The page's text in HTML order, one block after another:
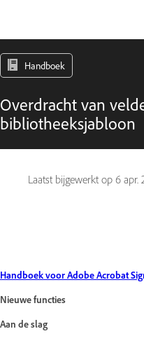
Handboek
Overdracht van
bibliotheeksjabloon
Laatst bijgewerkt op 6 apr.
Handboek voor Adobe Acrobat
Nieuwe functies
Aan de slag